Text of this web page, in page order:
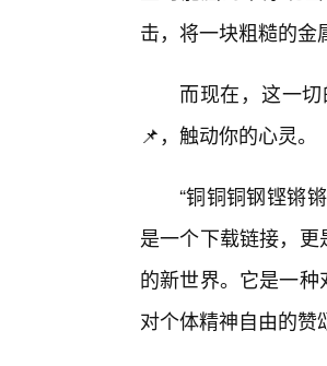
击，将一块粗糙的金
而现在，这一
📌，触动你的心灵。
“铜铜铜钢铿锵
是一个下载链接，
的新世界。它是一
对个体精神自由的赞